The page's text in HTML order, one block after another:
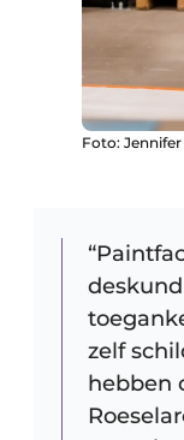
Foto:
zelf
hebben